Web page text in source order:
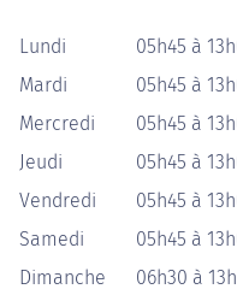
Lundi
05h45 à
Mardi
05h45 à
Mercredi
05h45 à
Jeudi
05h45 à
Vendredi
05h45 à
Samedi
05h45 à
Dimanche
06h30 à